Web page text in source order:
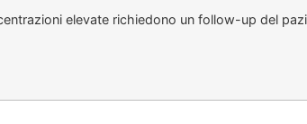
elevate richiedono un follow-up del